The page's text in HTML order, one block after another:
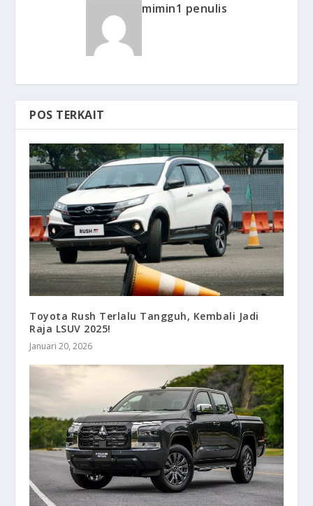
mimin1 penulis
POS TERKAIT
Toyota Rush Terlalu Tangguh, Kembali Jadi
Raja LSUV 2025!
Januari 20, 2026